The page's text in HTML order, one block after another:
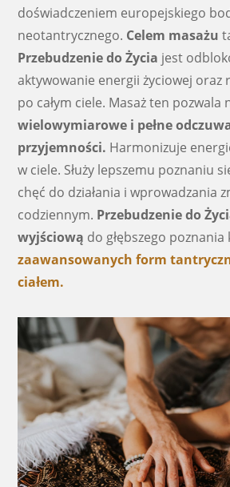
doświadczeniem europejskiego
neotantrycznego. Celem masażu
Przebudzenie do Życia jest
aktywowanie energii życiowej oraz
po całym ciele. Masaż ten pozwala
wielowymiarowe i pełne
przyjemności. Harmonizuje
w ciele. Służy lepszemu poznaniu
chęć do działania i wprowadzania
codziennym. Przebudzenie do
wyjściową do głębszego
zaawansowanych form
ciałem.